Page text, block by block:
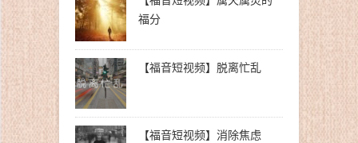
福分
【福音短视频】脱离忙乱
【福音短视频】消除焦虑